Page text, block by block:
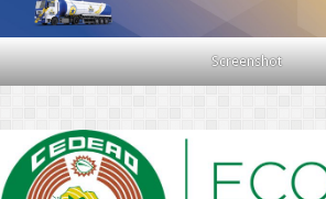
Screenshot